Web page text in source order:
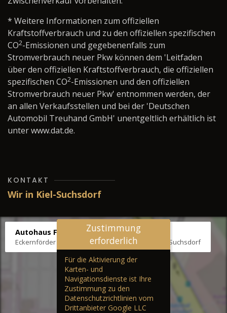
* Weitere Informationen zum offiziellen
Kraftstoffverbrauch und zu den offiziellen spezifischen
CO2-Emissionen und gegebenenfalls zum
Stromverbrauch neuer Pkw können dem 'Leitfaden
über den offiziellen Kraftstoffverbrauch, die offiziellen
spezifischen CO2-Emissionen und den offiziellen
Stromverbrauch neuer Pkw' entnommen werden, der
an allen Verkaufsstellen und bei der 'Deutschen
Automobil Treuhand GmbH' unentgeltlich erhältlich ist
unter www.dat.de.
KONTAKT
Wir in Kiel-Suchsdorf
Autohaus Fräter
Eckernförder Str. /Klausbrooker Weg 1, 24107 Kiel-Suchsdorf
Zustimmung
erforderlich
Für die Aktivierung der
Karten- und
Navigationsdienste ist Ihre
Zustimmung zu den
Datenschutzrichtlinien vom
Drittanbieter Google LLC